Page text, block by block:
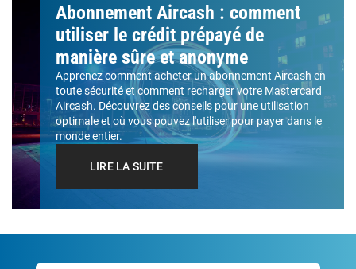
Abonnement Aircash : comment
utiliser le crédit prépayé de
manière sûre et anonyme
Apprenez comment acheter un abonnement Aircash en
toute sécurité et comment recharger votre Mastercard
Aircash. Découvrez des conseils pour une utilisation
optimale et où vous pouvez l'utiliser pour payer dans le
monde entier.
LIRE LA SUITE